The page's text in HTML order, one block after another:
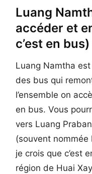
Luang
accéder et
c’est en bus)
Luang Namtha
des bus qui
l’ensemble on
en bus. Vous
vers Luang
(souvent nommée
je crois que c’est
région de Huai